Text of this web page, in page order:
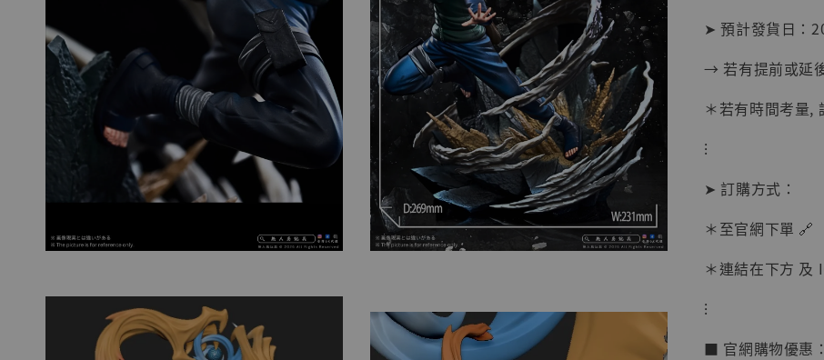
【現貨
彈飛 鵝
➤ 預計發貨日：
→ 若有提前或延
＊若有時間考量,
⁝
➤ 訂購方式：
＊至官網下單 🔗
＊連結在下方 及
⁝
■ 官網購物優惠：